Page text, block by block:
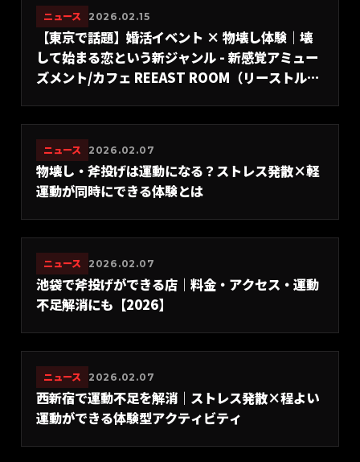
ニュース 2026.02.15
【東京で話題】婚活イベント × 物壊し体験｜壊
して始まる恋という新ジャンル - 新感覚アミュー
ズメント/カフェ REEAST ROOM（リーストルー
ニュース 2026.02.07
物壊し・斧投げは運動になる？ストレス発散×軽
運動が同時にできる体験とは
ニュース 2026.02.07
池袋で斧投げができる店｜料金・アクセス・運動
不足解消にも【2026】
ニュース 2026.02.07
西新宿で運動不足を解消｜ストレス発散×程よい
運動ができる体験型アクティビティ